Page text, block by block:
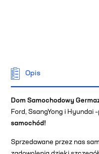
Opis
Dom Samochodowy
Ford, SsangYong i Hyundai
samochód!
Sprzedawane przez nas